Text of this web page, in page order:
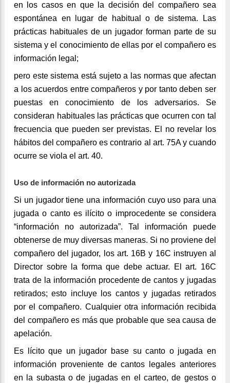
en los casos en que la decisión del compañero sea
espontánea en lugar de habitual o de sistema. Las
prácticas habituales de un jugador forman parte de su
sistema y el conocimiento de ellas por el compañero es
información legal;
pero este sistema está sujeto a las normas que afectan
a los acuerdos entre compañeros y por tanto deben ser
puestas en conocimiento de los adversarios. Se
consideran habituales las prácticas que ocurren con tal
frecuencia que pueden ser previstas. El no revelar los
hábitos del compañero es contrario al art. 75A y cuando
ocurre se viola el art. 40.
Uso de información no autorizada
Si un jugador tiene una información cuyo uso para una
jugada o canto es ilícito o improcedente se considera
“información no autorizada”. Tal información puede
obtenerse de muy diversas maneras. Si no proviene del
compañero del jugador, los art. 16B y 16C instruyen al
Director sobre la forma que debe actuar. El art. 16C
trata de la información procedente de cantos y jugadas
retirados; esto incluye los cantos y jugadas retirados
por el compañero. Cualquier otra información recibida
del compañero es más que probable que sea causa de
apelación.
Es lícito que un jugador base su canto o jugada en
información proveniente de cantos legales anteriores
en la subasta o de jugadas en el carteo, de gestos o